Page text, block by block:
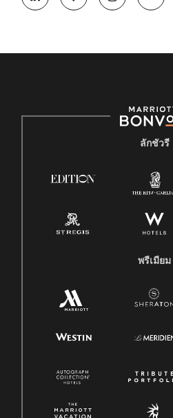
ลักชัวรี
พรีเมียม